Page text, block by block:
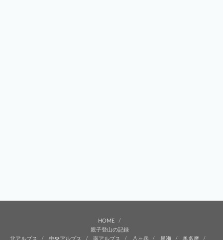
HOME
親子登山の記録
北アルプス
中央アルプス 南アルプス 八ヶ岳 尾瀬 奥多摩